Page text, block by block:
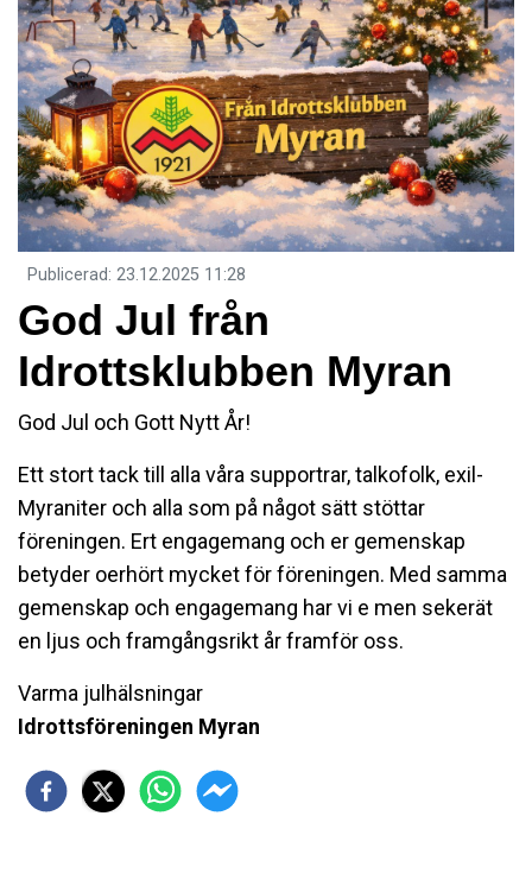
Publicerad: 23.12.2025 11:28
God Jul från
Idrottsklubben Myran
God Jul och Gott Nytt År!
Ett stort tack till alla våra supportrar, talkofolk, exil-
Myraniter och alla som på något sätt stöttar
föreningen. Ert engagemang och er gemenskap
betyder oerhört mycket för föreningen. Med samma
gemenskap och engagemang har vi e men sekerät
en ljus och framgångsrikt år framför oss.
Varma julhälsningar
Idrottsföreningen Myran